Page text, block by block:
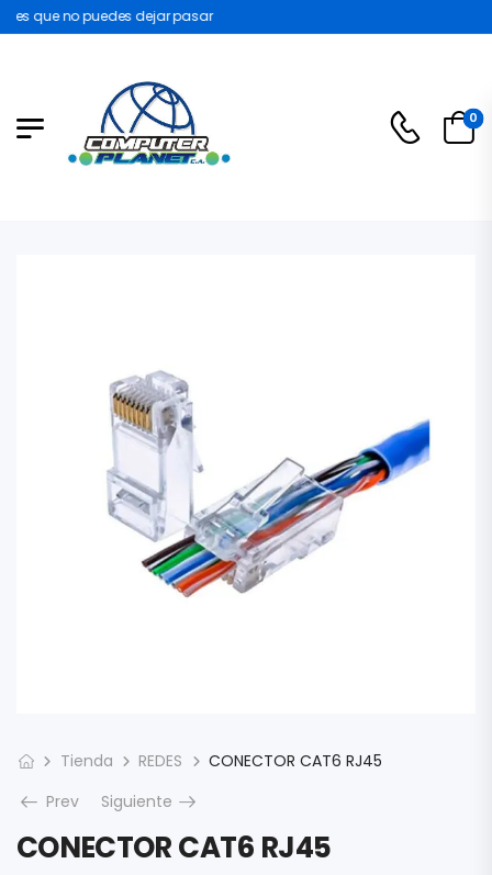
que no puedes dejar pasar
0
Tienda REDES
CONECTOR CAT6 RJ45
Prev
Siguiente
CONECTOR CAT6 RJ45